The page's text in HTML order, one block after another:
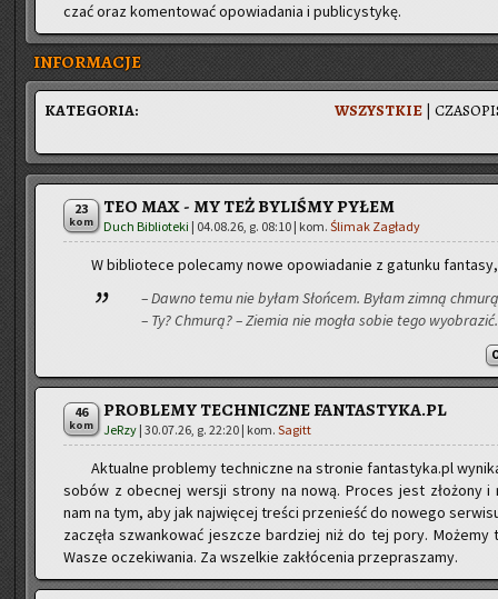
czać oraz ko­men­to­wać opo­wia­da­nia i pu­bli­cy­sty­kę.
INFORMACJE
WSZYST­KIE |
KA­TE­GO­RIA:
23
kom
TEO MAX - MY TEŻ BYLIŚMY PYŁEM
Duch Biblioteki | 04.08.26, g. 08:10 | kom. Ślimak Zagłady
W bi­blio­te­ce po­le­ca­my nowe opo­wia­da­nie z ga­tun­ku
– Dawno temu nie byłam Słoń­cem. Byłam zimną
– Ty? Chmu­rą? – Zie­mia nie mogła sobie tego
46
kom
PROBLEMY TECHNICZNE FANTASTYKA.PL
JeRzy | 30.07.26, g. 22:20 | kom. Sagitt
Ak­tu­al­ne pro­ble­my tech­nicz­ne na stro­nie fantastyka.pl
so­bów z obec­nej wer­sji stro­ny na nową. Pro­ces jest zło­żo­ny i
nam na tym, aby jak naj­wię­cej tre­ści prze­nieść do no­we­go
za­czę­ła szwan­ko­wać jesz­cze bar­dziej niż do tej pory.
Wasze ocze­ki­wa­nia. Za wszel­kie za­kłó­ce­nia prze­pra­sza­my.